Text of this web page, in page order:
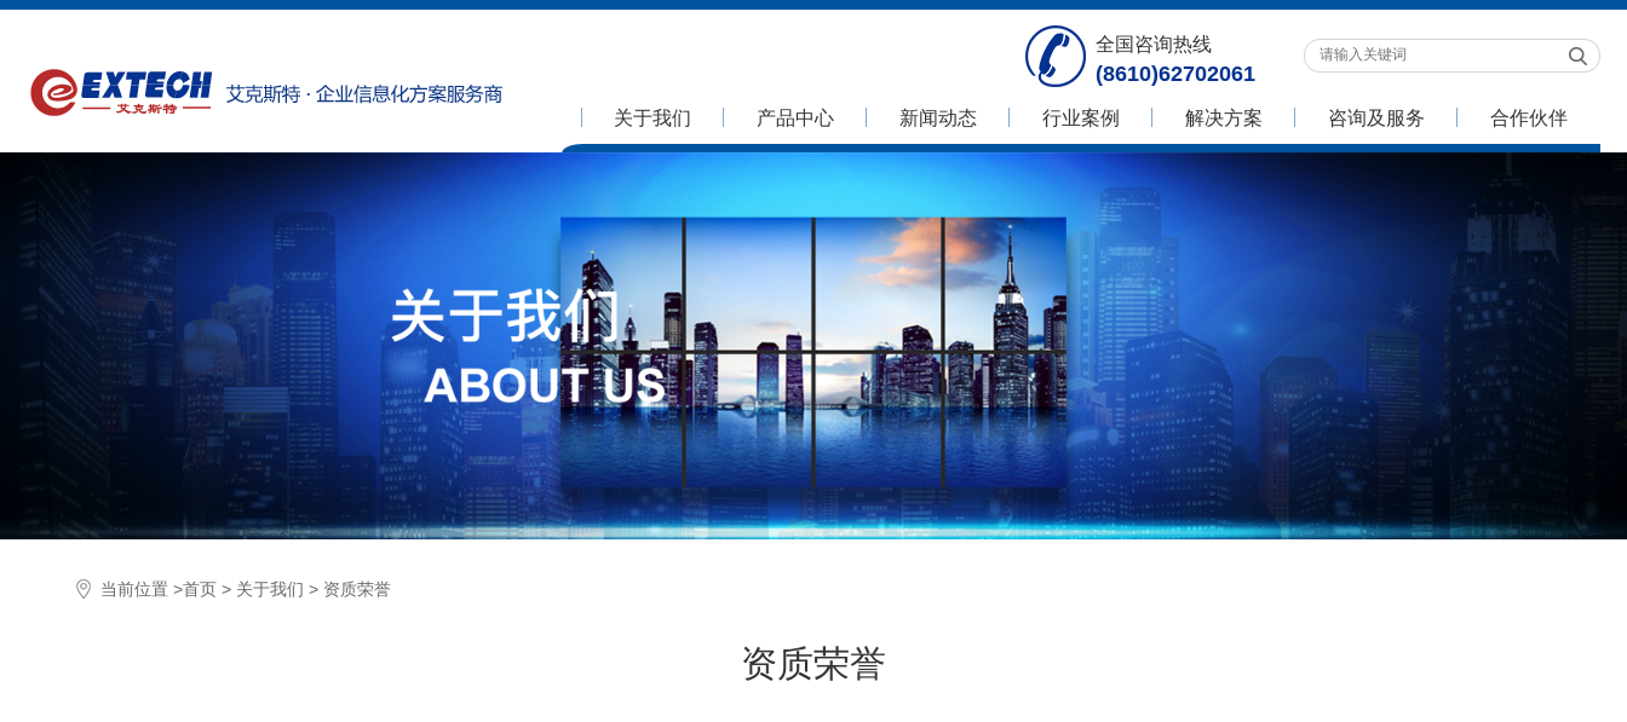
全国咨询热线
(8610)62702061
关于我们 产品中心 新闻动态 行业案例 解决方案 咨询及服务 合作伙伴
当前位置 >首页 > 关于我们 > 资质荣誉
资质荣誉